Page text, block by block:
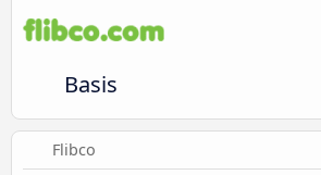
Basis
Flibco